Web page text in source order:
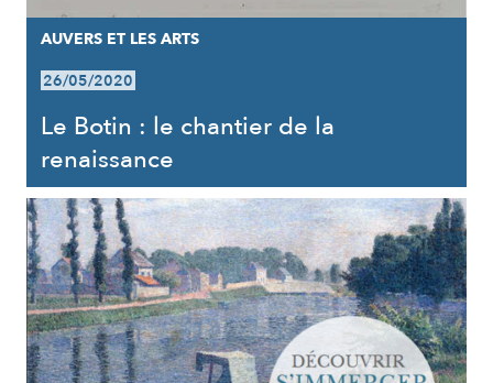
AUVERS ET LES ARTS
26/05/2020
Le Botin : le chantier de la
renaissance